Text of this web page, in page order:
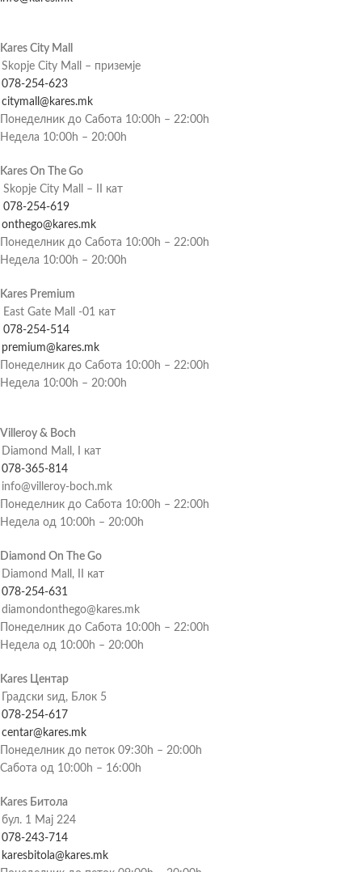
Kares City Mall
Skopje City Mall – приземје
078-254-623
citymall@kares.mk
Понеделник до Сабота 10:00h – 22:00h
Недела 10:00h – 20:00h
Kares On The Go
Skopje City Mall – II кат
078-254-619
onthego@kares.mk
Понеделник до Сабота 10:00h – 22:00h
Недела 10:00h – 20:00h
Kares Premium
East Gate Mall -01 кат
078-254-514
premium@kares.mk
Понеделник до Сабота 10:00h – 22:00h
Недела 10:00h – 20:00h
Villeroy & Boch
Diamond Mall, I кат
078-365-814
info@villeroy-boch.mk
Понеделник до Сабота 10:00h – 22:00h
Недела од 10:00h – 20:00h
Diamond On The Go
Diamond Mall, II кат
078-254-631
diamondonthego@kares.mk
Понеделник до Сабота 10:00h – 22:00h
Недела од 10:00h – 20:00h
Kares Центар
Градски ѕид, Блок 5
078-254-617
centar@kares.mk
Понеделник до петок 09:30h – 20:00h
Сабота од 10:00h – 16:00h
Kares Битола
бул. 1 Мај 224
078-243-714
karesbitola@kares.mk